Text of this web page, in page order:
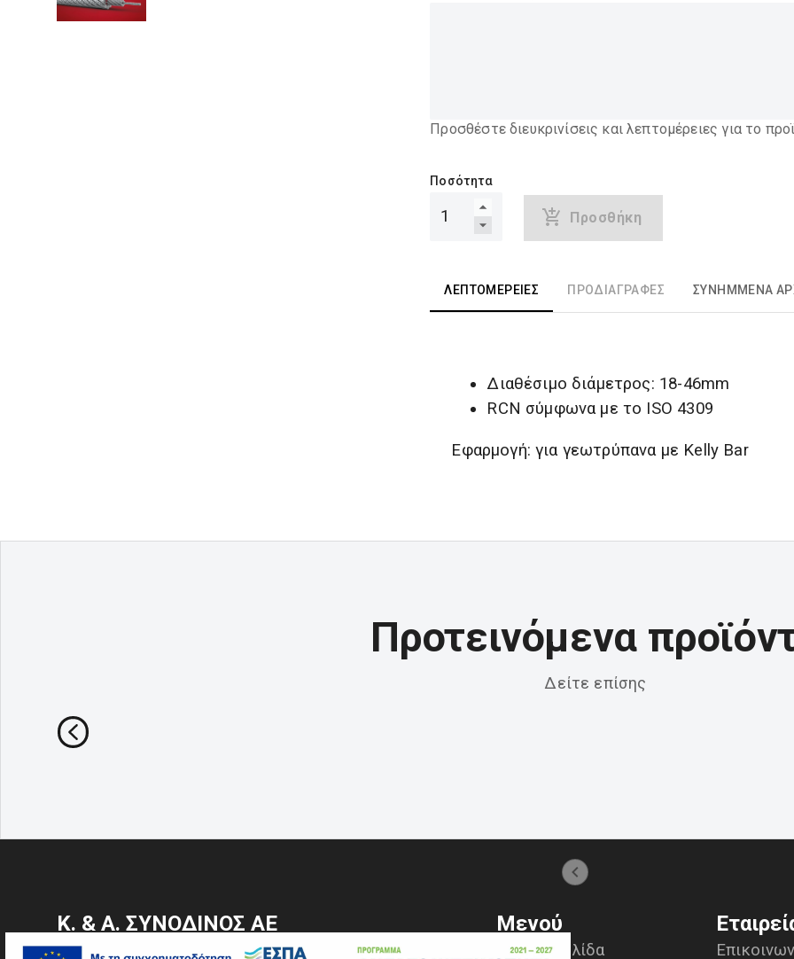
Προσθέστε διευκρινίσεις και λεπτομέρειες για το
Ποσότητα
Προσθήκη
ΛΕΠΤΟΜΈΡΕΙΕΣ ΠΡΟΔΙΑΓΡΑΦΈΣ ΣΥΝΗΜΜΈΝΑ
Διαθέσιμο διάμετρος: 18-46mm
RCN σύμφωνα με το ISO 4309
Εφαρμογή: για γεωτρύπανα με Kelly Bar
Προτεινόμενα
Δείτε επίσης
Κ. & Α. ΣΥΝΟΔΙΝΟΣ ΑΕ
Ναυτιλιακά είδη & Εξοπλισμός
Μενού
Αρχική σελίδα